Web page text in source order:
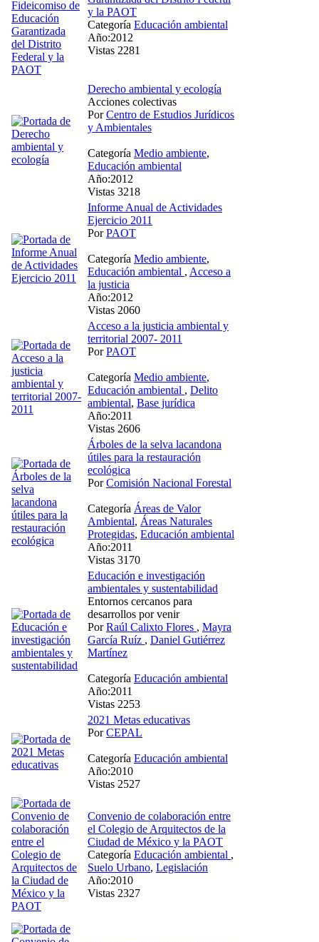
y la PAOT
Categoría Educación ambiental
Año:2012
Vistas 2281
Derecho ambiental y ecología
Acciones colectivas
PorCentro de Estudios Jurídicos
y Ambientales
Categoría Medio ambiente,
Educación ambiental
Año:2012
Vistas 3218
Informe Anual de Actividades
Ejercicio 2011
PorPAOT
Categoría Medio ambiente,
Educación ambiental , Acceso a
la justicia
Año:2012
Vistas 2060
Acceso a la justicia ambiental y
territorial 2007- 2011
PorPAOT
Categoría Medio ambiente,
Educación ambiental , Delito
ambiental, Base jurídica
Año:2011
Vistas 2606
Árboles de la selva lacandona
útiles para la restauración
ecológica
PorComisión Nacional Forestal
Categoría Áreas de Valor
Ambiental, Áreas Naturales
Protegidas, Educación ambiental
Año:2011
Vistas 3170
Educación e investigación
ambientales y sustentabilidad
Entornos cercanos para
desarrollos por venir
PorRaúl Calixto Flores , Mayra
García Ruíz , Daniel Gutiérrez
Martínez
Categoría Educación ambiental
Año:2011
Vistas 2253
2021 Metas educativas
PorCEPAL
Categoría Educación ambiental
Año:2010
Vistas 2527
Convenio de colaboración entre
el Colegio de Arquitectos de la
Ciudad de México y la PAOT
Categoría Educación ambiental ,
Suelo Urbano, Legislación
Año:2010
Vistas 2327